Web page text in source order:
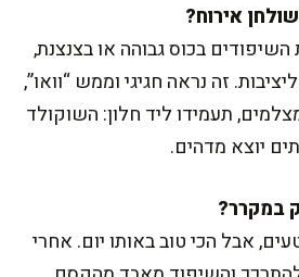
בכוס גבוהה או בצנצנת,
זה נראה חגיגי וממש “וואו”,
תעמידו ליד חלון: השוקולד
יוצא מדהים.
טעים, אבל הכי טוב באותו יום. אחרי